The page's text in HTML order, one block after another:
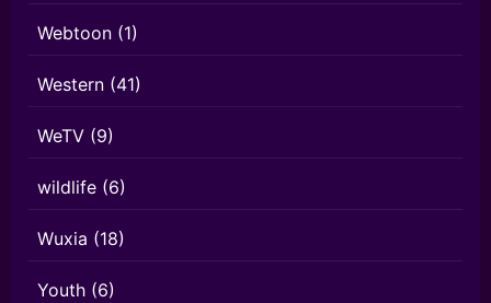
Webtoon (1)
Western (41)
WeTV (9)
wildlife (6)
Wuxia (18)
Youth (6)